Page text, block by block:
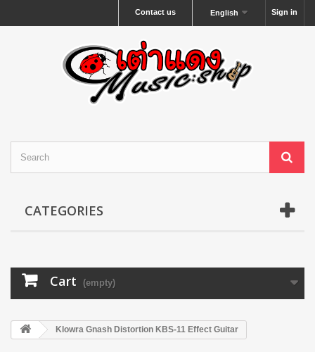
Sign in
English
Contact us
CATEGORIES
Cart (empty)
Klowra Gnash Distortion KBS-11 Effect Guitar